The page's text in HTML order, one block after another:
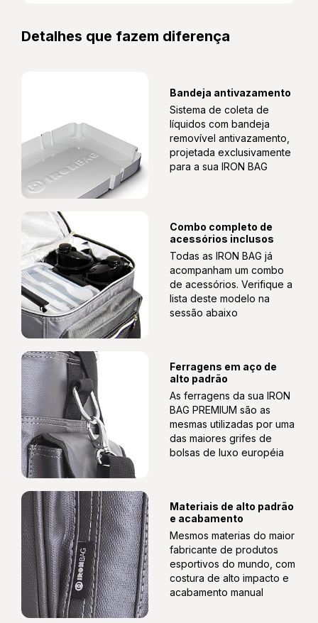
fácil higienização
Tempo médio de conservação de 06 a 08h
(frio). A conservação quente tem
performance inferior
1 Bag Térmica De 5L
1 Pote De Vidro Borossilicato De 330ml Hermético
BPA FREE
1 Coqueteleira IRON BOTTLE BPA Free De 550ml
1 Gelo Flexível Termogel
Necessaire Pratik
Necessaire Kit Banho
Saladeira De 850ml C/ Garfo E Porta Molho
Detalhes que fazem diferença
Bandeja antivazamento
Sistema de coleta de
líquidos com bandeja
removível antivazamento,
projetada exclusivamente
para a sua IRON BAG
Combo completo de
acessórios inclusos
Todas as IRON BAG já
acompanham um combo
de acessórios. Verifique a
lista deste modelo na
sessão abaixo
Ferragens em aço de
alto padrão
As ferragens da sua IRON
BAG PREMIUM são as
mesmas utilizadas por uma
das maiores grifes de
bolsas de luxo européia
Materiais de alto padrão
e acabamento
Mesmos materias do maior
fabricante de produtos
esportivos do mundo, com
costura de alto impacto e
acabamento manual